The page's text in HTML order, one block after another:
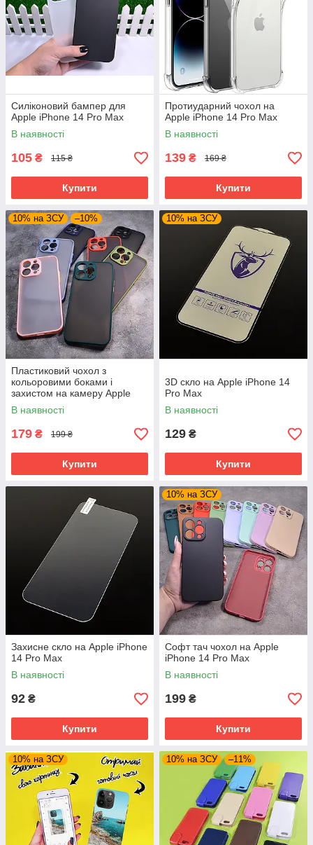
Силіконовий бампер для
Apple iPhone 14 Pro Max
В наявності
105 ₴ 115 ₴
Купити
Протиударний чохол на
Apple iPhone 14 Pro Max
В наявності
139 ₴ 169 ₴
Купити
10% на ЗСУ –10%
Пластиковий чохол з
кольоровими боками і
захистом на камеру Apple
iPhone 14 Pro Max
В наявності
179 ₴ 199 ₴
Купити
10% на ЗСУ
3D скло на Apple iPhone 14
Pro Max
В наявності
129 ₴
Купити
Захисне скло на Apple iPhone
14 Pro Max
В наявності
92 ₴
Купити
10% на ЗСУ
Софт тач чохол на Apple
iPhone 14 Pro Max
В наявності
199 ₴
Купити
10% на ЗСУ 10% на ЗСУ –11%